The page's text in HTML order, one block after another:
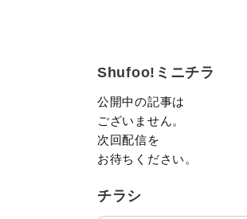
Shufoo!ミニチラ
公開中の記事は
ございません。
次回配信を
お待ちください。
チラシ